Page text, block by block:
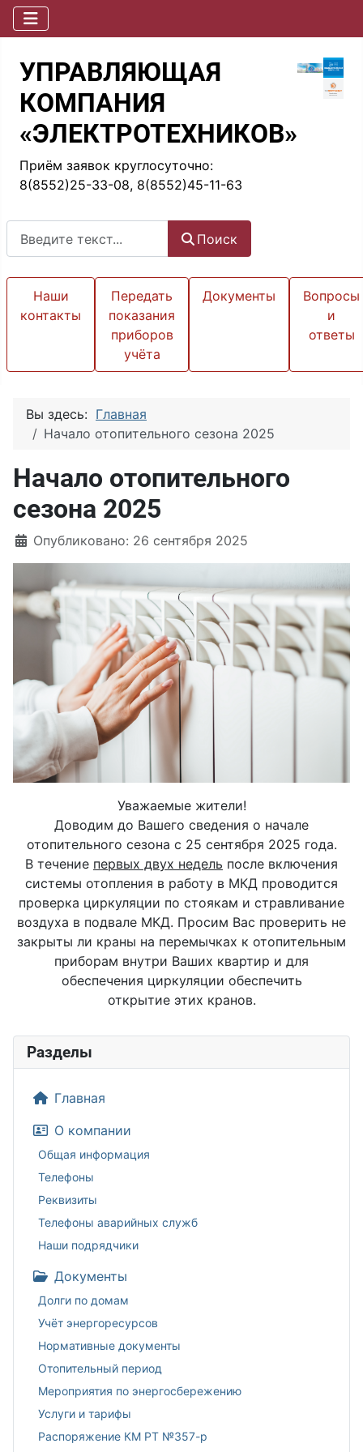
УПРАВЛЯЮЩАЯ
КОМПАНИЯ
«ЭЛЕКТРОТЕХНИКОВ»
Приём заявок круглосуточно:
8(8552)25-33-08, 8(8552)45-11-63
Поиск
Наши
контакты
Передать
показания
приборов
учёта
Документы
Вопросы
и
ответы
Разделы
Главная
О компании
Общая информация
Телефоны
Реквизиты
Телефоны аварийных служб
Наши подрядчики
Документы
Долги по домам
Учёт энергоресурсов
Нормативные документы
Отопительный период
Мероприятия по энергосбережению
Услуги и тарифы
Распоряжение КМ РТ №357-р
Вы здесь: Главная
Начало отопительного сезона 2025
Начало отопительного
сезона 2025
Информация о материале
Опубликовано: 26 сентября 2025
Уважаемые жители!
Доводим до Вашего сведения о начале
отопительного сезона с 25 сентября 2025 года.
В течение первых двух недель после включения
системы отопления в работу в МКД проводится
проверка циркуляции по стоякам и стравливание
воздуха в подвале МКД. Просим Вас проверить не
закрыты ли краны на перемычках к отопительным
приборам внутри Ваших квартир и для
обеспечения циркуляции обеспечить
открытие этих кранов.